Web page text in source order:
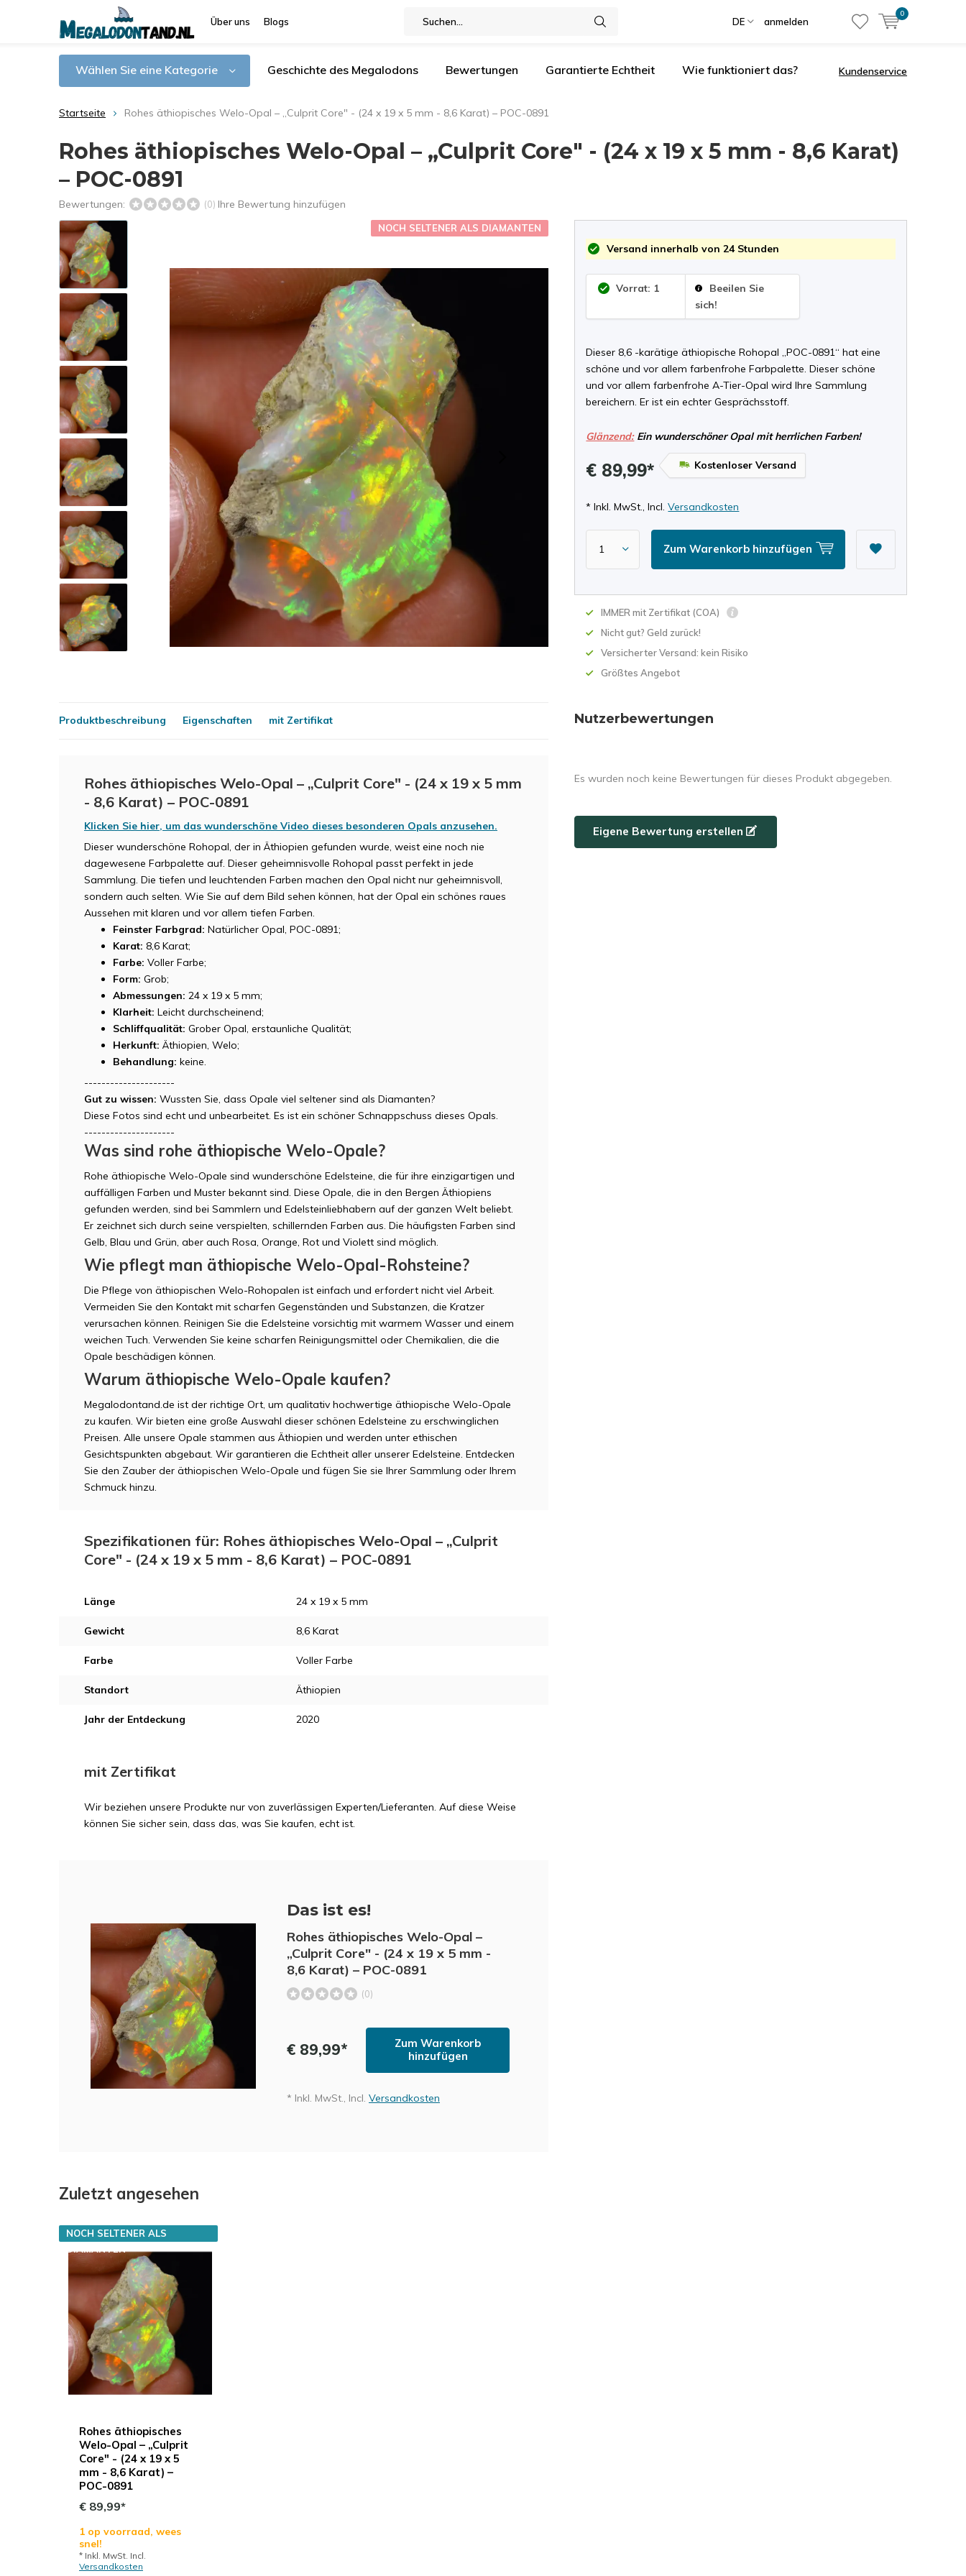
Über uns Blogs DE anmelden
0
Wählen Sie eine Kategorie Geschichte des Megalodons Bewertungen Garantierte Echtheit Wie funktioniert das? Kundenservice
Startseite Rohes äthiopisches Welo-Opal – „Culprit Core" - (24 x 19 x 5 mm - 8,6 Karat) – POC-0891
Rohes äthiopisches Welo-Opal – „Culprit Core" - (24 x 19 x 5 mm - 8,6 Karat)
– POC-0891
Bewertungen: (0) Ihre Bewertung hinzufügen
NOCH SELTENER ALS DIAMANTEN
Versand innerhalb von 24 Stunden
Vorrat: 1
Beeilen Sie
sich!
Dieser 8,6 -karätige äthiopische Rohopal „POC-0891“ hat eine
schöne und vor allem farbenfrohe Farbpalette. Dieser schöne
und vor allem farbenfrohe A-Tier-Opal wird Ihre Sammlung
bereichern. Er ist ein echter Gesprächsstoff.
Glänzend:Ein wunderschöner Opal mit herrlichen Farben!
€ 89,99* Kostenloser Versand
* Inkl. MwSt., Incl.Versandkosten
Zum Warenkorb hinzufügen
IMMER mit Zertifikat (COA)
Nicht gut? Geld zurück!
Versicherter Versand: kein Risiko
Größtes Angebot
Produktbeschreibung Eigenschaften mit Zertifikat
Rohes äthiopisches Welo-Opal – „Culprit Core" - (24 x 19 x 5 mm
- 8,6 Karat) – POC-0891
Klicken Sie hier, um das wunderschöne Video dieses besonderen Opals anzusehen.
Dieser wunderschöne Rohopal, der in Äthiopien gefunden wurde, weist eine noch nie
dagewesene Farbpalette auf. Dieser geheimnisvolle Rohopal passt perfekt in jede
Sammlung. Die tiefen und leuchtenden Farben machen den Opal nicht nur geheimnisvoll,
sondern auch selten. Wie Sie auf dem Bild sehen können, hat der Opal ein schönes raues
Aussehen mit klaren und vor allem tiefen Farben.
Feinster Farbgrad: Natürlicher Opal, POC-0891;
Karat: 8,6 Karat;
Farbe: Voller Farbe;
Form: Grob;
Abmessungen: 24 x 19 x 5 mm;
Klarheit: Leicht durchscheinend;
Schliffqualität: Grober Opal, erstaunliche Qualität;
Herkunft: Äthiopien, Welo;
Behandlung: keine.
---------------------
Gut zu wissen: Wussten Sie, dass Opale viel seltener sind als Diamanten?
Diese Fotos sind echt und unbearbeitet. Es ist ein schöner Schnappschuss dieses Opals.
---------------------
Was sind rohe äthiopische Welo-Opale?
Rohe äthiopische Welo-Opale sind wunderschöne Edelsteine, die für ihre einzigartigen und
auffälligen Farben und Muster bekannt sind. Diese Opale, die in den Bergen Äthiopiens
gefunden werden, sind bei Sammlern und Edelsteinliebhabern auf der ganzen Welt beliebt.
Er zeichnet sich durch seine verspielten, schillernden Farben aus. Die häufigsten Farben sind
Gelb, Blau und Grün, aber auch Rosa, Orange, Rot und Violett sind möglich.
Wie pflegt man äthiopische Welo-Opal-Rohsteine?
Die Pflege von äthiopischen Welo-Rohopalen ist einfach und erfordert nicht viel Arbeit.
Vermeiden Sie den Kontakt mit scharfen Gegenständen und Substanzen, die Kratzer
verursachen können. Reinigen Sie die Edelsteine vorsichtig mit warmem Wasser und einem
weichen Tuch. Verwenden Sie keine scharfen Reinigungsmittel oder Chemikalien, die die
Opale beschädigen können.
Warum äthiopische Welo-Opale kaufen?
Megalodontand.de ist der richtige Ort, um qualitativ hochwertige äthiopische Welo-Opale
zu kaufen. Wir bieten eine große Auswahl dieser schönen Edelsteine zu erschwinglichen
Preisen. Alle unsere Opale stammen aus Äthiopien und werden unter ethischen
Gesichtspunkten abgebaut. Wir garantieren die Echtheit aller unserer Edelsteine. Entdecken
Sie den Zauber der äthiopischen Welo-Opale und fügen Sie sie Ihrer Sammlung oder Ihrem
Schmuck hinzu.
Spezifikationen für: Rohes äthiopisches Welo-Opal – „Culprit
Core" - (24 x 19 x 5 mm - 8,6 Karat) – POC-0891
Länge 24 x 19 x 5 mm
Gewicht 8,6 Karat
Farbe Voller Farbe
Standort Äthiopien
Jahr der Entdeckung 2020
mit Zertifikat
Wir beziehen unsere Produkte nur von zuverlässigen Experten/Lieferanten. Auf diese Weise
können Sie sicher sein, dass das, was Sie kaufen, echt ist.
Das ist es!
Rohes äthiopisches Welo-Opal –
„Culprit Core" - (24 x 19 x 5 mm -
8,6 Karat) – POC-0891
(0)
€ 89,99*
Zum Warenkorb
hinzufügen
* Inkl. MwSt., Incl. Versandkosten
Nutzerbewertungen
Es wurden noch keine Bewertungen für dieses Produkt abgegeben.
Eigene Bewertung erstellen
Zuletzt angesehen
Rohes äthiopisches
Welo-Opal – „Culprit
Core" - (24 x 19 x 5
mm - 8,6 Karat) –
POC-0891
NOCH SELTENER ALS
DIAMANTEN
€ 89,99*
1 op voorraad, wees
snel!
* Inkl. MwSt. Incl.
Versandkosten